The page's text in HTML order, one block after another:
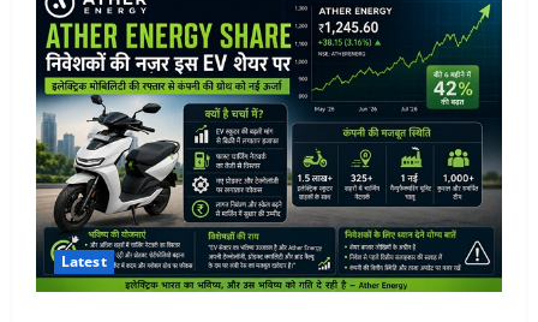
Latest